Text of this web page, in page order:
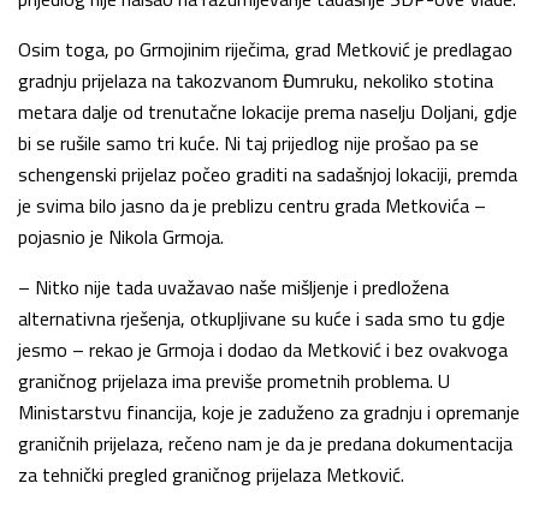
Osim toga, po Grmojinim riječima, grad Metković je predlagao
gradnju prijelaza na takozvanom Đumruku, nekoliko stotina
metara dalje od trenutačne lokacije prema naselju Doljani, gdje
bi se rušile samo tri kuće. Ni taj prijedlog nije prošao pa se
schengenski prijelaz počeo graditi na sadašnjoj lokaciji, premda
je svima bilo jasno da je preblizu centru grada Metkovića –
pojasnio je Nikola Grmoja.
– Nitko nije tada uvažavao naše mišljenje i predložena
alternativna rješenja, otkupljivane su kuće i sada smo tu gdje
jesmo – rekao je Grmoja i dodao da Metković i bez ovakvoga
graničnog prijelaza ima previše prometnih problema. U
Ministarstvu financija, koje je zaduženo za gradnju i opremanje
graničnih prijelaza, rečeno nam je da je predana dokumentacija
za tehnički pregled graničnog prijelaza Metković.